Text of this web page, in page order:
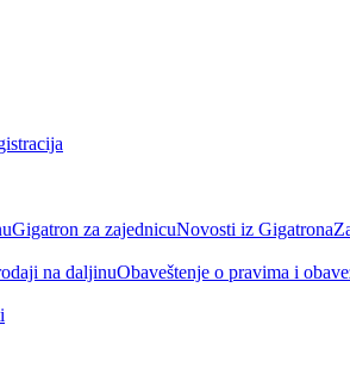
Gigatron za zajednicuNovosti iz Gigatrona
na daljinuObaveštenje o pravima i